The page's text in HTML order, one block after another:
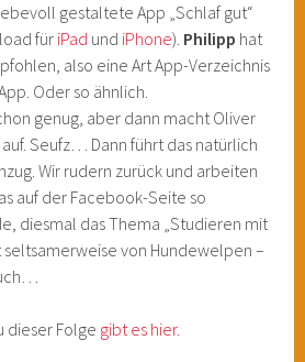
gestaltete App „Schlaf gut“
für iPad und iPhone). Philipp hat
also eine Art App-Verzeichnis
Oder so ähnlich.
genug, aber dann macht Oliver
auf. Seufz… Dann führt das natürlich
Wir rudern zurück und arbeiten
auf der Facebook-Seite so
diesmal das Thema „Studieren mit
seltsamerweise von Hundewelpen –
dieser Folge gibt es hier.